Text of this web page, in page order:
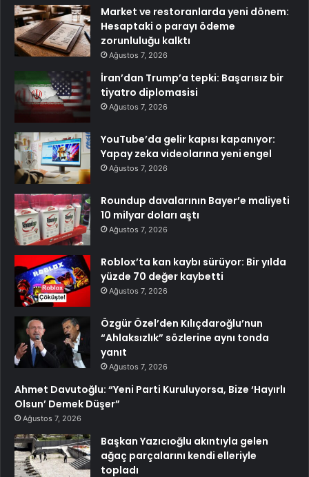
Market ve restoranlarda yeni dönem:
Hesaptaki o parayı ödeme
zorunluluğu kalktı
Ağustos 7, 2026
İran’dan Trump’a tepki: Başarısız bir
tiyatro diplomasisi
Ağustos 7, 2026
YouTube’da gelir kapısı kapanıyor:
Yapay zeka videolarına yeni engel
Ağustos 7, 2026
Roundup davalarının Bayer’e maliyeti
10 milyar doları aştı
Ağustos 7, 2026
Roblox’ta kan kaybı sürüyor: Bir yılda
yüzde 70 değer kaybetti
Ağustos 7, 2026
Özgür Özel’den Kılıçdaroğlu’nun
“Ahlaksızlık” sözlerine aynı tonda
yanıt
Ağustos 7, 2026
Ahmet Davutoğlu: “Yeni Parti Kuruluyorsa, Bize ‘Hayırlı
Olsun’ Demek Düşer”
Ağustos 7, 2026
Başkan Yazıcıoğlu akıntıyla gelen
ağaç parçalarını kendi elleriyle
topladı